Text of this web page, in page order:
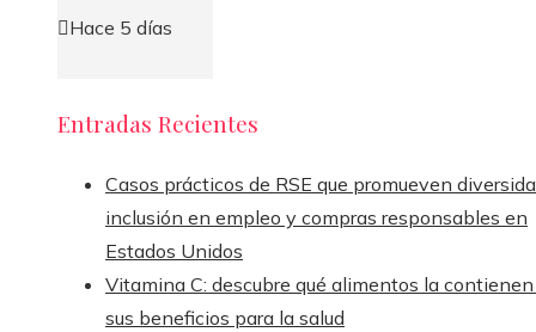
Hace 5 días
Entradas Recientes
Casos prácticos de RSE que promueven
inclusión en empleo y compras responsables en
Estados Unidos
Vitamina C: descubre qué alimentos la
sus beneficios para la salud